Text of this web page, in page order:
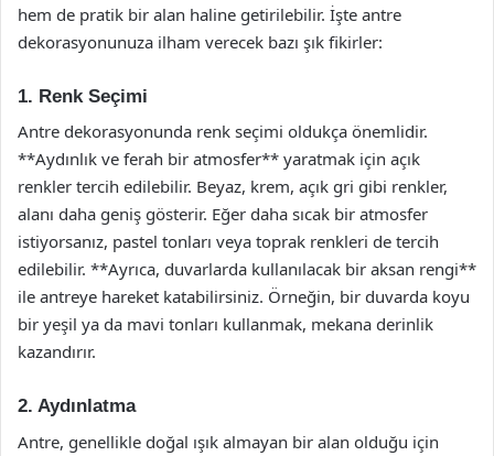
hem de pratik bir alan haline getirilebilir. İşte antre
dekorasyonunuza ilham verecek bazı şık fikirler:
1. Renk Seçimi
Antre dekorasyonunda renk seçimi oldukça önemlidir.
**Aydınlık ve ferah bir atmosfer** yaratmak için açık
renkler tercih edilebilir. Beyaz, krem, açık gri gibi renkler,
alanı daha geniş gösterir. Eğer daha sıcak bir atmosfer
istiyorsanız, pastel tonları veya toprak renkleri de tercih
edilebilir. **Ayrıca, duvarlarda kullanılacak bir aksan rengi**
ile antreye hareket katabilirsiniz. Örneğin, bir duvarda koyu
bir yeşil ya da mavi tonları kullanmak, mekana derinlik
kazandırır.
2. Aydınlatma
Antre, genellikle doğal ışık almayan bir alan olduğu için